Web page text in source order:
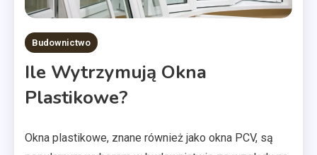
Budownictwo
Ile Wytrzymują Okna
Plastikowe?
Okna plastikowe, znane również jako okna PCV, są